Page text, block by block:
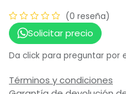
(0 reseña)
Solicitar precio
Da click para preguntar por
Términos y condiciones